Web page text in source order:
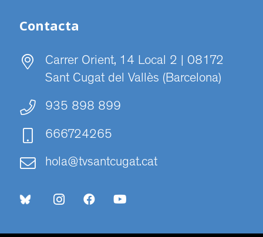
Contacta
Carrer Orient, 14 Local 2 | 08172
Sant Cugat del Vallès (Barcelona)
935 898 899
666724265
hola@tvsantcugat.cat